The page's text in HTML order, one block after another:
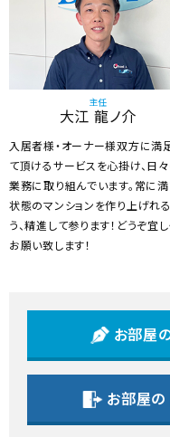
主任
大江 龍ノ介
入居者様・オーナー様双方に満
て頂けるサービスを心掛け、日
業務に取り組んでいます。常に
状態のマンションを作り上げれ
う、精進して参ります！どうぞ宜し
お願い致します！
お部屋
お部屋